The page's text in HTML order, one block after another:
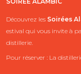
Découvrez les Soirées
estival qui vous invite à
distillerie.
Pour réserver : La